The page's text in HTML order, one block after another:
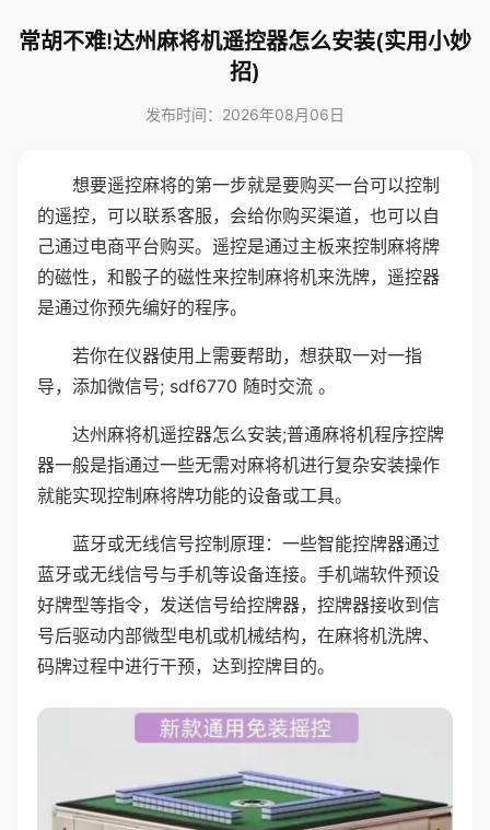
常胡不难!达州麻将机遥控器怎么安装(实用小妙
招)
发布时间：2026年08月06日
想要遥控麻将的第一步就是要购买一台可以控制
的遥控，可以联系客服，会给你购买渠道，也可以自
己通过电商平台购买。遥控是通过主板来控制麻将牌
的磁性，和骰子的磁性来控制麻将机来洗牌，遥控器
是通过你预先编好的程序。
若你在仪器使用上需要帮助，想获取一对一指
导，添加微信号; sdf6770 随时交流 。
达州麻将机遥控器怎么安装;普通麻将机程序控牌
器一般是指通过一些无需对麻将机进行复杂安装操作
就能实现控制麻将牌功能的设备或工具。
蓝牙或无线信号控制原理：一些智能控牌器通过
蓝牙或无线信号与手机等设备连接。手机端软件预设
好牌型等指令，发送信号给控牌器，控牌器接收到信
号后驱动内部微型电机或机械结构，在麻将机洗牌、
码牌过程中进行干预，达到控牌目的。